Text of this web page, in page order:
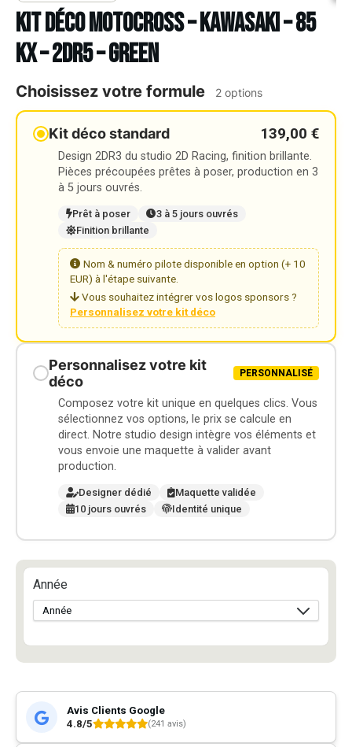
Kit déco Motocross – KAWASAKI – 85
KX – 2DR5 – GREEN
Choisissez votre formule 2 options
Kit déco standard 139,00 €
Design 2DR3 du studio 2D Racing, finition brillante.
Pièces précoupées prêtes à poser, production en 3
à 5 jours ouvrés.
Prêt à poser
3 à 5 jours ouvrés
Finition brillante
Nom & numéro pilote disponible en option (+ 10
EUR) à l'étape suivante.
Vous souhaitez intégrer vos logos sponsors ?
Personnalisez votre kit déco
Personnalisez votre kit
déco
PERSONNALISÉ
Composez votre kit unique en quelques clics. Vous
sélectionnez vos options, le prix se calcule en
direct. Notre studio design intègre vos éléments et
vous envoie une maquette à valider avant
production.
Designer dédié
Maquette validée
10 jours ouvrés
Identité unique
Année
Avis Clients Google
4.8/5
(241 avis)